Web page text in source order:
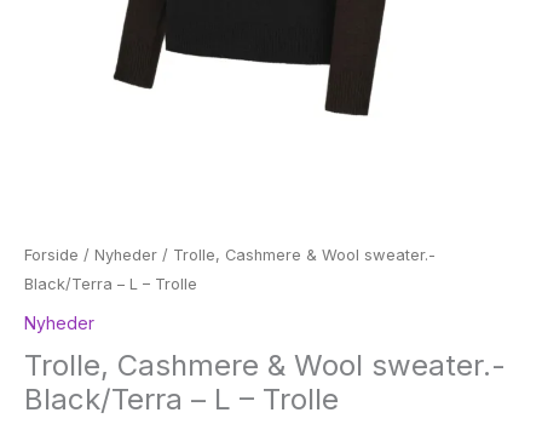
Forside / Nyheder / Trolle, Cashmere & Wool sweater.-
Black/Terra – L – Trolle
Nyheder
Trolle, Cashmere & Wool sweater.-
Black/Terra – L – Trolle